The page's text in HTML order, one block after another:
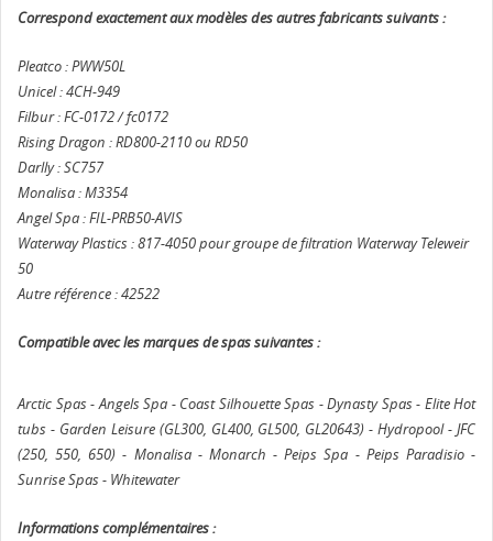
Correspond exactement aux modèles des autres fabricants suivants :
Pleatco : PWW50L
Unicel : 4CH-949
Filbur : FC-0172 / fc0172
Rising Dragon : RD800-2110 ou RD50
Darlly : SC757
Monalisa : M3354
Angel Spa : FIL-PRB50-AVIS
Waterway Plastics : 817-4050 pour groupe de filtration Waterway Teleweir
50
Autre référence : 42522
Compatible avec les marques de spas suivantes :
Arctic Spas - Angels Spa - Coast Silhouette Spas - Dynasty Spas - Elite Hot
tubs - Garden Leisure (GL300, GL400, GL500, GL20643) - Hydropool - JFC
(250, 550, 650) - Monalisa - Monarch - Peips Spa - Peips Paradisio -
Sunrise Spas - Whitewater
Informations complémentaires :